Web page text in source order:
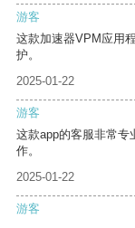
游客
这款加速器VPM应用
护。
2025-01-22
游客
这款app的客服非常专
作。
2025-01-22
游客